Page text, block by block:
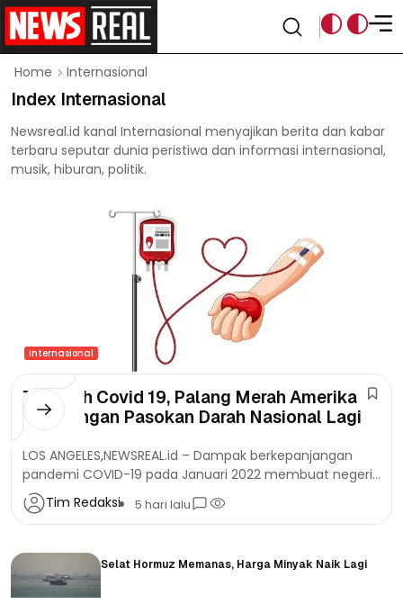
Home Internasional
Index Internasional
Newsreal.id kanal Internasional menyajikan berita dan kabar
terbaru seputar dunia peristiwa dan informasi internasional,
musik, hiburan, politik.
Internasional
Terparah Covid 19, Palang Merah Amerika
Kekurangan Pasokan Darah Nasional Lagi
LOS ANGELES,NEWSREAL.id – Dampak berkepanjangan
pandemi COVID-19 pada Januari 2022 membuat negeri
sebesar Amerika Serikat kelimpungan dalam berbagai
aspek. Salah satu di antaranya terkait kebutuhan...
Tim Redaksi 5 hari lalu
Selat Hormuz Memanas, Harga Minyak Naik Lagi